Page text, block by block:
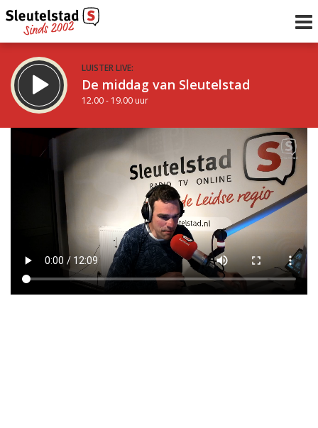
LUISTER LIVE:
De middag van Sleutelstad
12.00 - 19.00 uur
De avond van Sleutelstad
19.00 - 22.00 uur
uur 1 van 0 Volgend uur